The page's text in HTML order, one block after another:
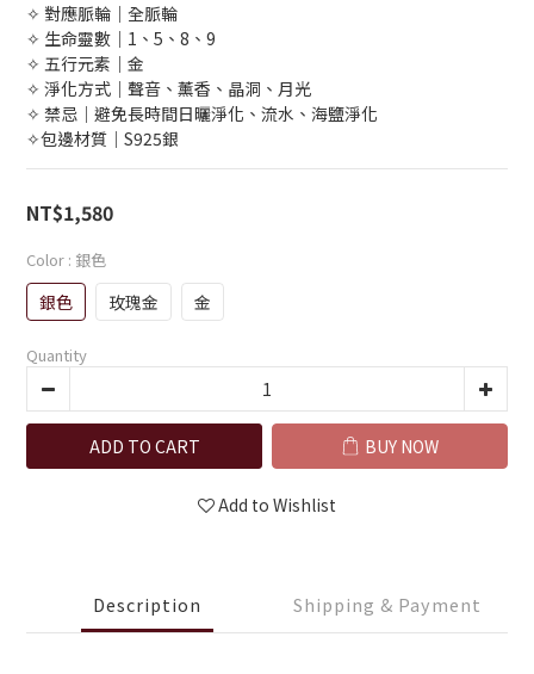
✧ 對應脈輪｜全脈輪
✧ 生命靈數｜1、5、8、9
✧ 五行元素｜金
✧ 淨化方式｜聲音、薰香、晶洞、月光
✧ 禁忌｜避免長時間日曬淨化、流水、海鹽淨化
✧包邊材質｜S925銀
NT$1,580
Color : 銀色
銀色 玫瑰金 金
Quantity
ADD TO CART BUY NOW
Add to Wishlist
Description Shipping & Payment